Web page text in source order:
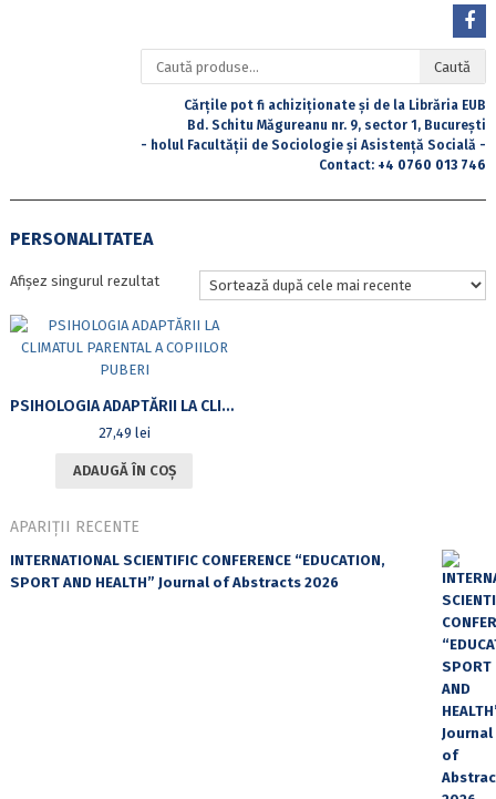
Caută
după:
Caută
Cărțile pot fi achiziționate și de la Librăria EUB
Bd. Schitu Măgureanu nr. 9, sector 1, București
- holul Facultății de Sociologie și Asistență Socială -
Contact: +4 0760 013 746
PERSONALITATEA
Afișez singurul rezultat
PSIHOLOGIA ADAPTĂRII LA CLIMATUL PARENTAL A COPIILOR PUBERI
27,49 lei
ADAUGĂ ÎN COȘ
APARIȚII RECENTE
INTERNATIONAL SCIENTIFIC CONFERENCE “EDUCATION,
SPORT AND HEALTH” Journal of Abstracts 2026